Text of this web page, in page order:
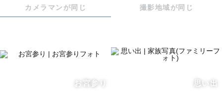
気軽にご相談ください。
カメラマンが同じ 撮影地域が同じ
お宮参り 思い出